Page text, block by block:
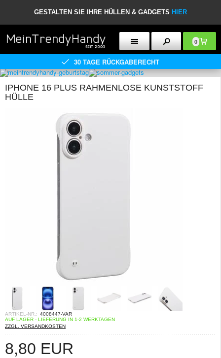
GESTALTEN SIE IHRE HÜLLEN & GADGETS HIER
0
30 TAGE RÜCKGABERECHT
IPHONE 16 PLUS RAHMENLOSE KUNSTSTOFF
HÜLLE
ARTIKEL-NR.: 4008447-VAR
AUF LAGER - LIEFERUNG IN 1-2 WERKTAGEN
ZZGL. VERSANDKOSTEN
8,80 EUR